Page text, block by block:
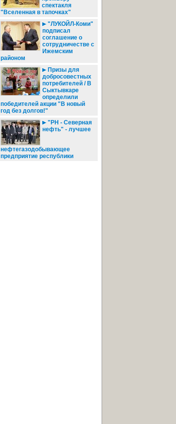
спектакля
"Вселенная в тапочках"
"ЛУКОЙЛ-Коми"
подписал
соглашение о
сотрудничестве с
Ижемским
районом
Призы для
добросовестных
потребителей / В
Сыктывкаре
определили
победителей акции "В новый
год без долгов!"
"РН - Северная
нефть" - лучшее
нефтегазодобывающее
предприятие республики